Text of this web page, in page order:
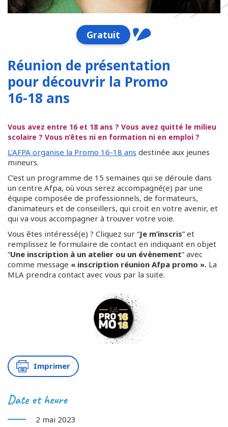
Gratuit
Réunion de présentation
pour découvrir la Promo
16-18 ans
Vous avez entre 16 et 18 ans ? Vous avez quitté le milieu
scolaire ? Vous n’êtes ni en formation ni en emploi ?
L’AFPA organise la Promo 16-18 ans destinée aux jeunes
mineurs.
C’est un programme de 15 semaines qui se déroule dans
un centre Afpa, où vous serez accompagné(e) par une
équipe composée de professionnels, de formateurs,
d’animateurs et de conseillers, qui croit en votre avenir, et
qui va vous accompagner à trouver votre voie.
Vous êtes intéressé(e) ? Cliquez sur “Je m’inscris” et
remplissez le formulaire de contact en indiquant en objet
“Une inscription à un atelier ou un évènement” avec
comme message « inscription réunion Afpa promo ». La
MLA prendra contact avec vous par la suite.
Imprimer
Date et heure
2 mai 2023